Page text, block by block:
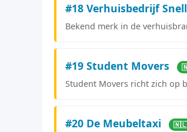
#18 Verhuisbedrijf
Bekend merk in de
#19 Student Movers
Student Movers richt zich op
#20 De Meubeltaxi 🇳🇱